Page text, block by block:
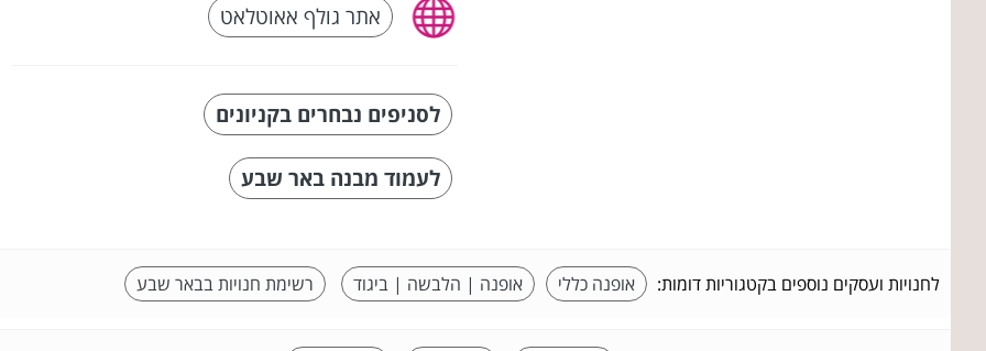
אתר גולף אאוטלאט
לסניפים נבחרים בקניונים
לעמוד מבנה באר שבע
לחנויות ועסקים נוספים בקטגוריות דומות: אופנה כללי אופנה | הלבשה | ביגוד רשימת חנויות בבאר שבע